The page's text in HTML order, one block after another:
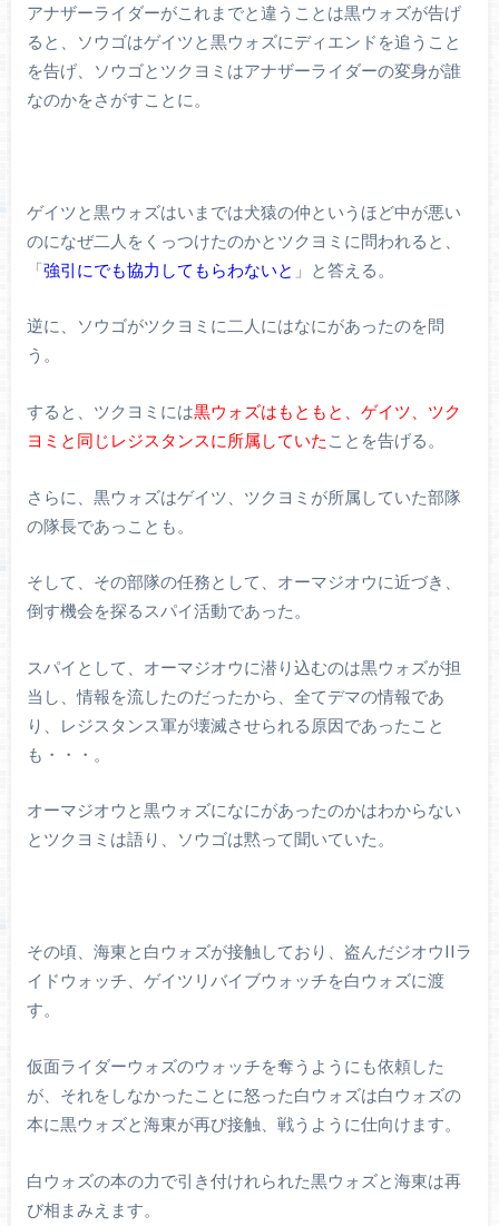
アナザーライダーがこれまでと違うことは黒ウォズが告げ
ると、ソウゴはゲイツと黒ウォズにディエンドを追うこと
を告げ、ソウゴとツクヨミはアナザーライダーの変身が誰
なのかをさがすことに。
ゲイツと黒ウォズはいまでは犬猿の仲というほど中が悪い
のになぜ二人をくっつけたのかとツクヨミに問われると、
「強引にでも協力してもらわないと 」と答える。
逆に、ソウゴがツクヨミに二人にはなにがあったのを問
う。
すると、ツクヨミには黒ウォズはもともと、ゲイツ、ツク
ヨミと同じレジスタンスに所属していた ことを告げる。
さらに、黒ウォズはゲイツ、ツクヨミが所属していた部隊
の隊長であっことも。
そして、その部隊の任務として、オーマジオウに近づき、
倒す機会を探るスパイ活動であった。
スパイとして、オーマジオウに潜り込むのは黒ウォズが担
当し、情報を流したのだったから、全てデマの情報であ
り、レジスタンス軍が壊滅させられる原因であったこと
も・・・。
オーマジオウと黒ウォズになにがあったのかはわからない
とツクヨミは語り、ソウゴは黙って聞いていた。
その頃、海東と白ウォズが接触しており、盗んだジオウIIラ
イドウォッチ、ゲイツリバイブウォッチを白ウォズに渡
す。
仮面ライダーウォズのウォッチを奪うようにも依頼した
が、それをしなかったことに怒った白ウォズは白ウォズの
本に黒ウォズと海東が再び接触、戦うように仕向けます。
白ウォズの本の力で引き付けれられた黒ウォズと海東は再
び相まみえます。